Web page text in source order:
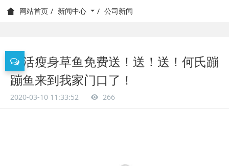
网站首页 新闻中心 公司新闻
鲜活瘦身草鱼免费送！送！送！何氏蹦
蹦鱼来到我家门口了！
2020-03-10 11:33:52 266